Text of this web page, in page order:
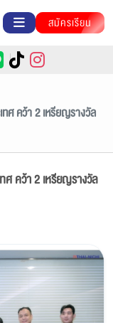
สมัครเรียน
ศ คว้า 2 เหรียญรางวัล
ศ คว้า 2 เหรียญรางวัล